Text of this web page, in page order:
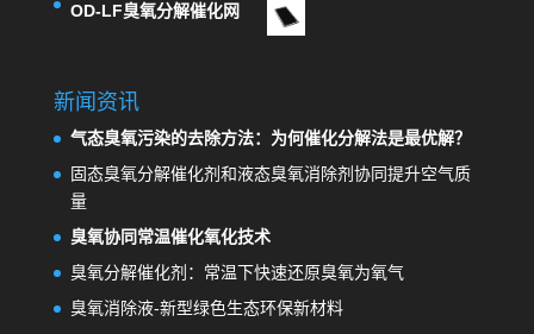
OD-LF臭氧分解催化网
新闻资讯
气态臭氧污染的去除方法：为何催化分解法是最优解？
固态臭氧分解催化剂和液态臭氧消除剂协同提升空气质
量
臭氧协同常温催化氧化技术
臭氧分解催化剂：常温下快速还原臭氧为氧气
臭氧消除液-新型绿色生态环保新材料